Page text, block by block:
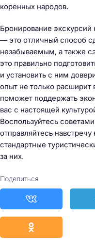
коренных народов.
Бронирование
— это отличный способ
незабываемым, а также
это правильно
и установить с ним
опыт не только расширит
поможет поддержать
вас с настоящей
Воспользуйтесь
отправляйтесь
стандартные
за них.
Поделиться